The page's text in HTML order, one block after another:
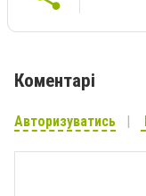
Коментарі
Авторизуватись